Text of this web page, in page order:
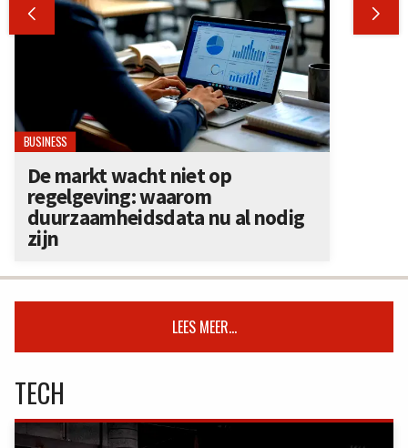
 
BUSINESS
De markt wacht niet op
regelgeving: waarom
duurzaamheidsdata nu al nodig
zijn
LEES MEER...
TECH